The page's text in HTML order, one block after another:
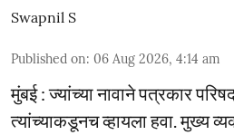
Swapnil S
Published on: 06 Aug 2026, 4:14 am
मुंबई : ज्यांच्या नावाने पत्रकार
त्यांच्याकडूनच व्हायला हवा. मुख्य